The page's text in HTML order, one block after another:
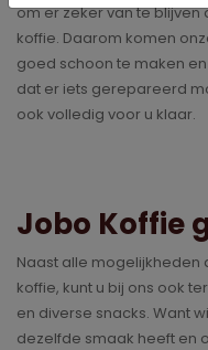
om er zeker van te
koffie. Daarom komen
goed schoon te maken
dat er iets gerepareerd
ook volledig voor u klaar.
Jobo Koffie
Naast alle
koffie, kunt u bij ons ook
en diverse snacks. Want
dezelfde smaak heeft en